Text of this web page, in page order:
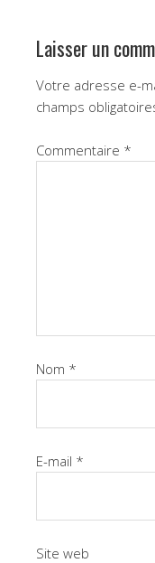
Laisser un
Votre adresse e-
champs
Commentaire *
Nom *
E-mail *
Site web